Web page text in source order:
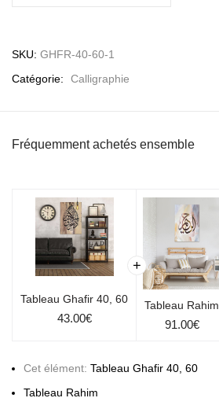
SKU: GHFR-40-60-1
Catégorie:
Calligraphie
Fréquemment achetés ensemble
Tableau Ghafir 40, 60
43.00€
Tableau Rahim
91.00€
Cet élément: Tableau Ghafir 40, 60
Tableau Rahim